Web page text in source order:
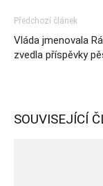
Předchozí článek
Vláda jmenovala
zvedla příspěvky
SOUVISEJÍCÍ